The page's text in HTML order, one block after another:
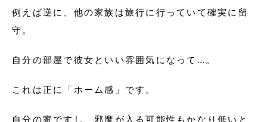
例えば逆に、他の家族は旅行に行っていて確実に留
守。
自分の部屋で彼女といい雰囲気になって…。
これは正に「ホーム感」です。
自分の家ですし、邪魔が入る可能性もかなり低いと